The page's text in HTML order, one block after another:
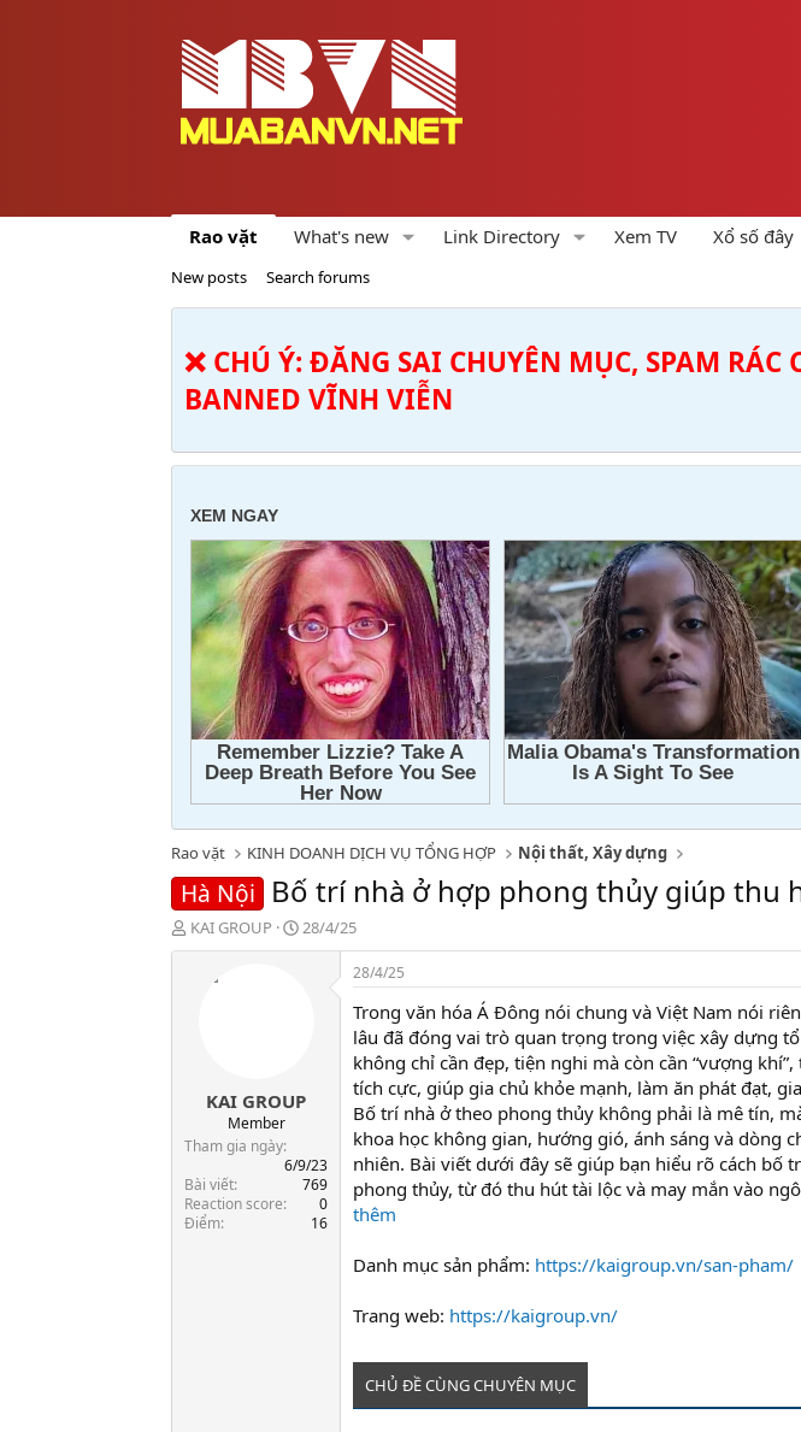
Rao vặt What's new Link Directory Xem TV Xổ số đây
New posts Search forums
❌ CHÚ Ý: ĐĂNG SAI CHUYÊN MỤC, SPAM
BANNED VĨNH VIỄN
Rao vặt KINH DOANH DỊCH VỤ TỔNG HỢP Nội thất, Xây dựng
Hà Nội Bố trí nhà ở hợp phong thủy giúp thu
T
h
t
r
KAI GROUP
N
g
28/4/25
KAI GROUP
Member
Tham gia ngày
6/9/23
Bài viết
769
Reaction score
0
Điểm
16
28/4/25
Trong văn hóa Á Đông nói chung và Việt Nam nói
lâu đã đóng vai trò quan trọng trong việc xây dựng
không chỉ cần đẹp, tiện nghi mà còn cần “vượng
tích cực, giúp gia chủ khỏe mạnh, làm ăn phát đạt,
Bố trí nhà ở theo phong thủy không phải là mê tín,
khoa học không gian, hướng gió, ánh sáng và dòng
nhiên. Bài viết dưới đây sẽ giúp bạn hiểu rõ cách bố
phong thủy, từ đó thu hút tài lộc và may mắn vào
thêm
Danh mục sản phẩm: https://kaigroup.vn/san-pham/
Trang web: https://kaigroup.vn/
CHỦ ĐỀ CÙNG CHUYÊN MỤC